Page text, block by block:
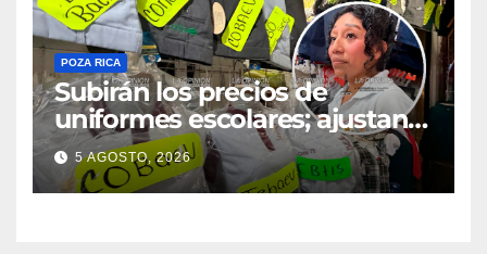
POZA RICA
Subirán los precios de
uniformes escolares; ajustan
promociones
5 AGOSTO, 2026